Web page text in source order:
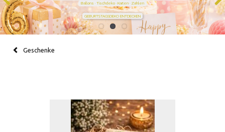
105
Handgegossen · stilvoll · perfekt für jeden Geburtstag
JETZT ZAHL WÄHLEN
Geschenke